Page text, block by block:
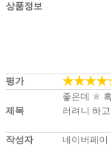
상품정보
평가
제목
좋은데 ㅎ
러려니 하
작성자
네이버페이